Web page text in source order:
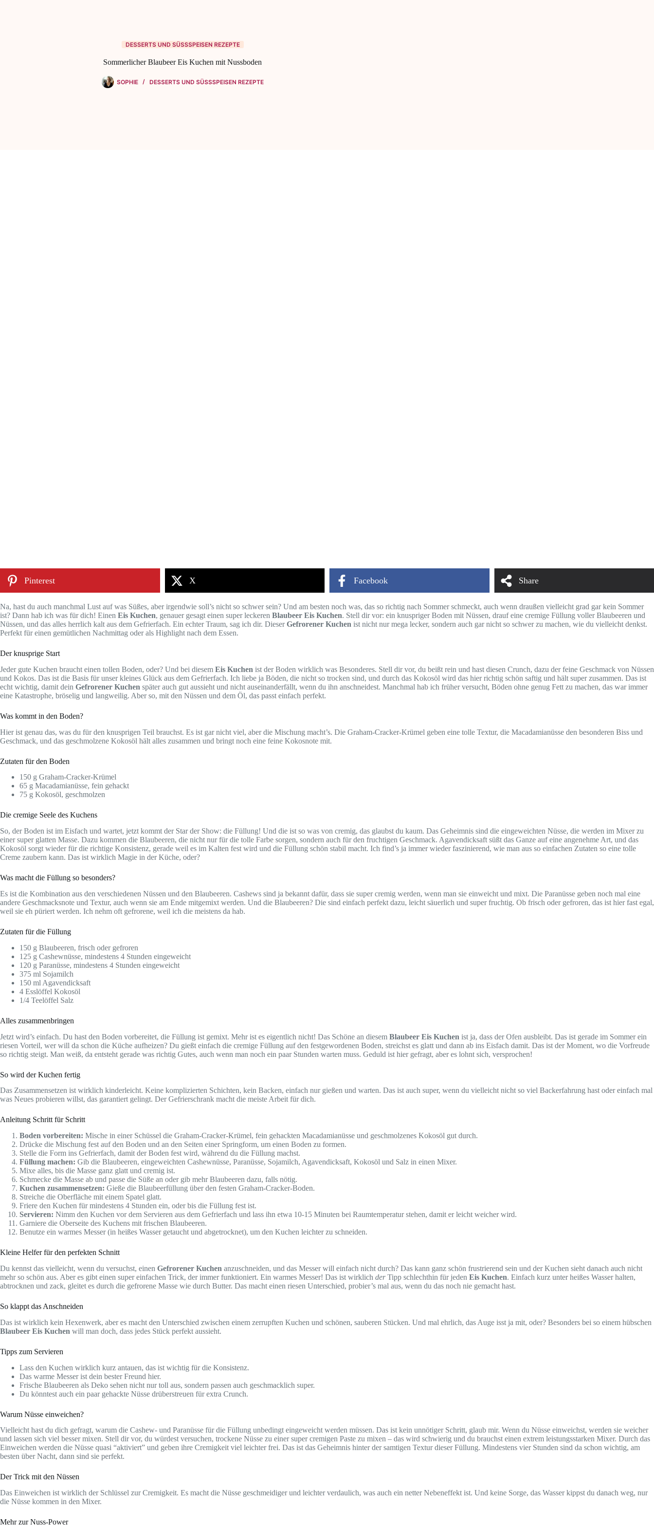
DESSERTS UND SÜSSSPEISEN REZEPTE
Sommerlicher Blaubeer Eis Kuchen mit Nussboden
SOPHIE DESSERTS UND SÜSSSPEISEN REZEPTE
Pinterest X Facebook Share
Na, hast du auch manchmal Lust auf was Süßes, aber irgendwie soll’s nicht so schwer sein? Und am besten noch was, das so richtig nach Sommer schmeckt, auch wenn draußen vielleicht grad gar kein Sommer
ist? Dann hab ich was für dich! Einen Eis Kuchen, genauer gesagt einen super leckeren Blaubeer Eis Kuchen. Stell dir vor: ein knuspriger Boden mit Nüssen, drauf eine cremige Füllung voller Blaubeeren und
Nüssen, und das alles herrlich kalt aus dem Gefrierfach. Ein echter Traum, sag ich dir. DieserGefrorener Kuchen ist nicht nur mega lecker, sondern auch gar nicht so schwer zu machen, wie du vielleicht denkst.
Perfekt für einen gemütlichen Nachmittag oder als Highlight nach dem Essen.
Der knusprige Start
Jeder gute Kuchen braucht einen tollen Boden, oder? Und bei diesem Eis Kuchen ist der Boden wirklich was Besonderes. Stell dir vor, du beißt rein und hast diesen Crunch, dazu der feine Geschmack von Nüssen
und Kokos. Das ist die Basis für unser kleines Glück aus dem Gefrierfach. Ich liebe ja Böden, die nicht so trocken sind, und durch das Kokosöl wird das hier richtig schön saftig und hält super zusammen. Das ist
echt wichtig, damit dein Gefrorener Kuchen später auch gut aussieht und nicht auseinanderfällt, wenn du ihn anschneidest. Manchmal hab ich früher versucht, Böden ohne genug Fett zu machen, das war immer
eine Katastrophe, bröselig und langweilig. Aber so, mit den Nüssen und dem Öl, das passt einfach perfekt.
Was kommt in den Boden?
Hier ist genau das, was du für den knusprigen Teil brauchst. Es ist gar nicht viel, aber die Mischung macht’s. Die Graham-Cracker-Krümel geben eine tolle Textur, die Macadamianüsse den besonderen Biss und
Geschmack, und das geschmolzene Kokosöl hält alles zusammen und bringt noch eine feine Kokosnote mit.
Zutaten für den Boden
150 g Graham-Cracker-Krümel
65 g Macadamianüsse, fein gehackt
75 g Kokosöl, geschmolzen
Die cremige Seele des Kuchens
So, der Boden ist im Eisfach und wartet, jetzt kommt der Star der Show: die Füllung! Und die ist so was von cremig, das glaubst du kaum. Das Geheimnis sind die eingeweichten Nüsse, die werden im Mixer zu
einer super glatten Masse. Dazu kommen die Blaubeeren, die nicht nur für die tolle Farbe sorgen, sondern auch für den fruchtigen Geschmack. Agavendicksaft süßt das Ganze auf eine angenehme Art, und das
Kokosöl sorgt wieder für die richtige Konsistenz, gerade weil es im Kalten fest wird und die Füllung schön stabil macht. Ich find’s ja immer wieder faszinierend, wie man aus so einfachen Zutaten so eine tolle
Creme zaubern kann. Das ist wirklich Magie in der Küche, oder?
Was macht die Füllung so besonders?
Es ist die Kombination aus den verschiedenen Nüssen und den Blaubeeren. Cashews sind ja bekannt dafür, dass sie super cremig werden, wenn man sie einweicht und mixt. Die Paranüsse geben noch mal eine
andere Geschmacksnote und Textur, auch wenn sie am Ende mitgemixt werden. Und die Blaubeeren? Die sind einfach perfekt dazu, leicht säuerlich und super fruchtig. Ob frisch oder gefroren, das ist hier fast egal,
weil sie eh püriert werden. Ich nehm oft gefrorene, weil ich die meistens da hab.
Zutaten für die Füllung
150 g Blaubeeren, frisch oder gefroren
125 g Cashewnüsse, mindestens 4 Stunden eingeweicht
120 g Paranüsse, mindestens 4 Stunden eingeweicht
375 ml Sojamilch
150 ml Agavendicksaft
4 Esslöffel Kokosöl
1/4 Teelöffel Salz
Alles zusammenbringen
Jetzt wird’s einfach. Du hast den Boden vorbereitet, die Füllung ist gemixt. Mehr ist es eigentlich nicht! Das Schöne an diesem Blaubeer Eis Kuchen ist ja, dass der Ofen ausbleibt. Das ist gerade im Sommer ein
riesen Vorteil, wer will da schon die Küche aufheizen? Du gießt einfach die cremige Füllung auf den festgewordenen Boden, streichst es glatt und dann ab ins Eisfach damit. Das ist der Moment, wo die Vorfreude
so richtig steigt. Man weiß, da entsteht gerade was richtig Gutes, auch wenn man noch ein paar Stunden warten muss. Geduld ist hier gefragt, aber es lohnt sich, versprochen!
So wird der Kuchen fertig
Das Zusammensetzen ist wirklich kinderleicht. Keine komplizierten Schichten, kein Backen, einfach nur gießen und warten. Das ist auch super, wenn du vielleicht nicht so viel Backerfahrung hast oder einfach mal
was Neues probieren willst, das garantiert gelingt. Der Gefrierschrank macht die meiste Arbeit für dich.
Anleitung Schritt für Schritt
Boden vorbereiten: Mische in einer Schüssel die Graham-Cracker-Krümel, fein gehackten Macadamianüsse und geschmolzenes Kokosöl gut durch.
Drücke die Mischung fest auf den Boden und an den Seiten einer Springform, um einen Boden zu formen.
Stelle die Form ins Gefrierfach, damit der Boden fest wird, während du die Füllung machst.
Füllung machen: Gib die Blaubeeren, eingeweichten Cashewnüsse, Paranüsse, Sojamilch, Agavendicksaft, Kokosöl und Salz in einen Mixer.
Mixe alles, bis die Masse ganz glatt und cremig ist.
Schmecke die Masse ab und passe die Süße an oder gib mehr Blaubeeren dazu, falls nötig.
Kuchen zusammensetzen: Gieße die Blaubeerfüllung über den festen Graham-Cracker-Boden.
Streiche die Oberfläche mit einem Spatel glatt.
Friere den Kuchen für mindestens 4 Stunden ein, oder bis die Füllung fest ist.
Servieren: Nimm den Kuchen vor dem Servieren aus dem Gefrierfach und lass ihn etwa 10-15 Minuten bei Raumtemperatur stehen, damit er leicht weicher wird.
Garniere die Oberseite des Kuchens mit frischen Blaubeeren.
Benutze ein warmes Messer (in heißes Wasser getaucht und abgetrocknet), um den Kuchen leichter zu schneiden.
Kleine Helfer für den perfekten Schnitt
Du kennst das vielleicht, wenn du versuchst, einen Gefrorener Kuchen anzuschneiden, und das Messer will einfach nicht durch? Das kann ganz schön frustrierend sein und der Kuchen sieht danach auch nicht
mehr so schön aus. Aber es gibt einen super einfachen Trick, der immer funktioniert. Ein warmes Messer! Das ist wirklich derTipp schlechthin für jeden Eis Kuchen. Einfach kurz unter heißes Wasser halten,
abtrocknen und zack, gleitet es durch die gefrorene Masse wie durch Butter. Das macht einen riesen Unterschied, probier’s mal aus, wenn du das noch nie gemacht hast.
So klappt das Anschneiden
Das ist wirklich kein Hexenwerk, aber es macht den Unterschied zwischen einem zerrupften Kuchen und schönen, sauberen Stücken. Und mal ehrlich, das Auge isst ja mit, oder? Besonders bei so einem hübschen
Blaubeer Eis Kuchen will man doch, dass jedes Stück perfekt aussieht.
Tipps zum Servieren
Lass den Kuchen wirklich kurz antauen, das ist wichtig für die Konsistenz.
Das warme Messer ist dein bester Freund hier.
Frische Blaubeeren als Deko sehen nicht nur toll aus, sondern passen auch geschmacklich super.
Du könntest auch ein paar gehackte Nüsse drüberstreuen für extra Crunch.
Warum Nüsse einweichen?
Vielleicht hast du dich gefragt, warum die Cashew- und Paranüsse für die Füllung unbedingt eingeweicht werden müssen. Das ist kein unnötiger Schritt, glaub mir. Wenn du Nüsse einweichst, werden sie weicher
und lassen sich viel besser mixen. Stell dir vor, du würdest versuchen, trockene Nüsse zu einer super cremigen Paste zu mixen – das wird schwierig und du brauchst einen extrem leistungsstarken Mixer. Durch das
Einweichen werden die Nüsse quasi “aktiviert” und geben ihre Cremigkeit viel leichter frei. Das ist das Geheimnis hinter der samtigen Textur dieser Füllung. Mindestens vier Stunden sind da schon wichtig, am
besten über Nacht, dann sind sie perfekt.
Der Trick mit den Nüssen
Das Einweichen ist wirklich der Schlüssel zur Cremigkeit. Es macht die Nüsse geschmeidiger und leichter verdaulich, was auch ein netter Nebeneffekt ist. Und keine Sorge, das Wasser kippst du danach weg, nur
die Nüsse kommen in den Mixer.
Mehr zur Nuss-Power